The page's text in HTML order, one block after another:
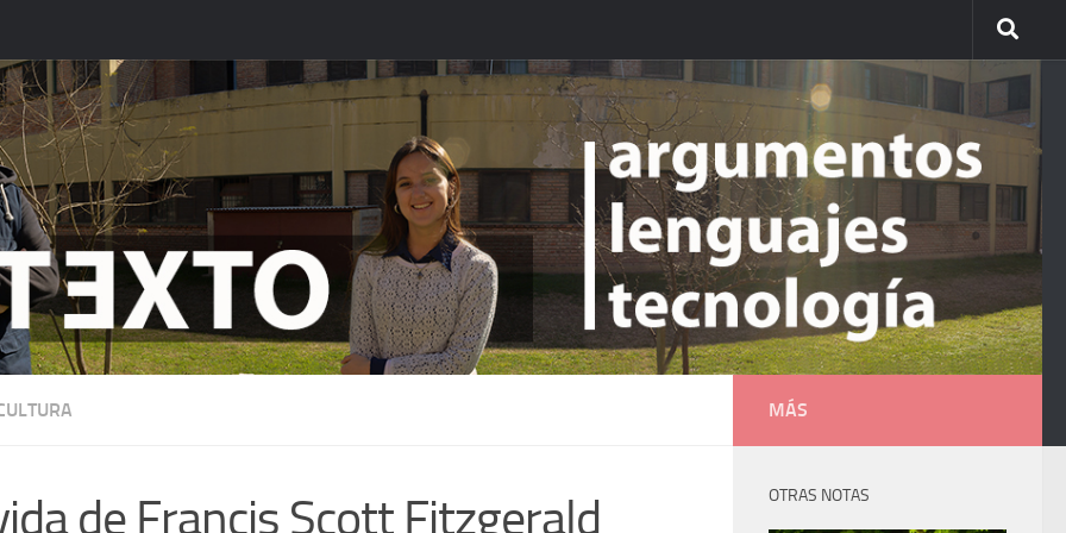
de Francis Scott Fitzgerald
MÁS
OTRAS NOTAS